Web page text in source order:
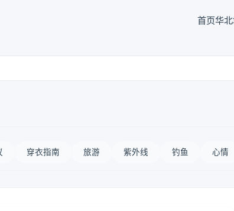
首页华
穿衣指南 旅游 紫外线 钓鱼 心情